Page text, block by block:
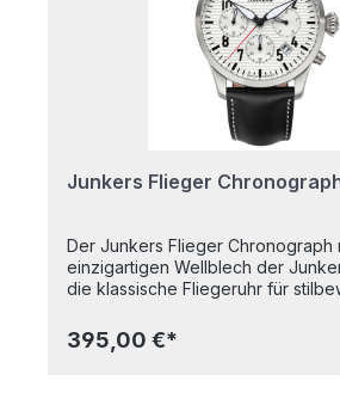
Edelstahlgehäuse ist poliert, Ø 35
wasserdicht, Mineralglas.Im Innern
Schweizer Ronda Quarzwerk
Sekunde.Das farblich abgestimmte
Lederband verleiht der Uhr einen
Charakter. Diese Uhr wurde
hergestellt beim Uhrenhersteller
Junkers Flieger
Der Junkers Flieger Chronograph
einzigartigen Wellblech der
die klassische Fliegeruhr für
leuchtenden Zeiger und Indizes
Ablesbarkeit bei Tag und Nacht.
395,00 €*